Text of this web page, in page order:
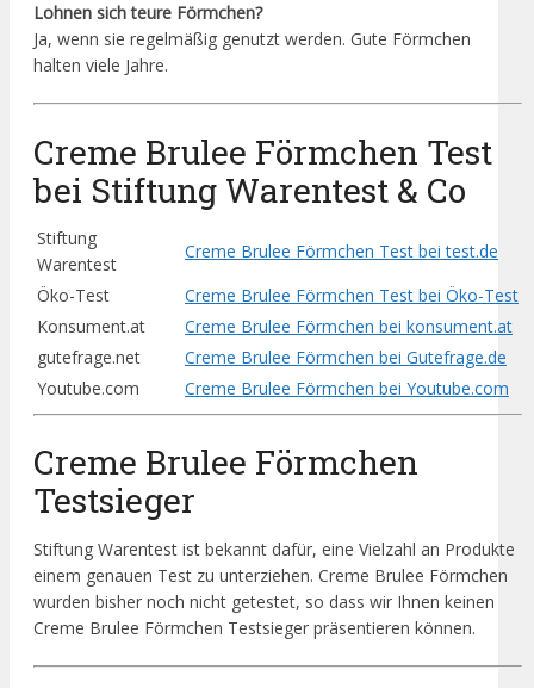
Lohnen sich teure Förmchen?
Ja, wenn sie regelmäßig genutzt werden. Gute Förmchen
halten viele Jahre.
Creme Brulee Förmchen Test
bei Stiftung Warentest & Co
Stiftung
Warentest
Creme Brulee Förmchen Test bei test.de
Öko-Test
Creme Brulee Förmchen Test bei Öko-Test
Konsument.at
Creme Brulee Förmchen bei konsument.at
gutefrage.net
Creme Brulee Förmchen bei Gutefrage.de
Youtube.com
Creme Brulee Förmchen bei Youtube.com
Creme Brulee Förmchen
Testsieger
Stiftung Warentest ist bekannt dafür, eine Vielzahl an Produkte
einem genauen Test zu unterziehen. Creme Brulee Förmchen
wurden bisher noch nicht getestet, so dass wir Ihnen keinen
Creme Brulee Förmchen Testsieger präsentieren können.